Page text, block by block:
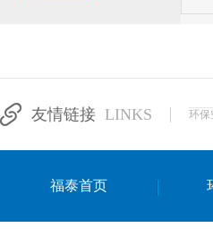
友情链接 LINKS 环保
福泰首页